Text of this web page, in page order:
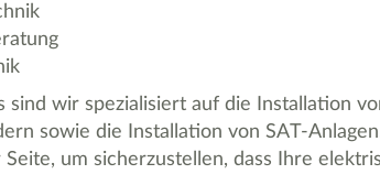
sind wir spezialisiert auf die Installation
sowie die Installation von SAT-
Seite, um sicherzustellen, dass Ihre